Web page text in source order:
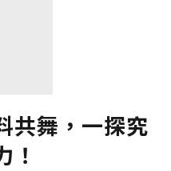
共舞，一探究